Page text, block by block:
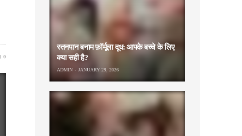
0
स्तनपान बनाम फ़ॉर्मूला दूध: आपके बच्चे के लिए
क्या सही है?
ADMIN JANUARY 29, 2026